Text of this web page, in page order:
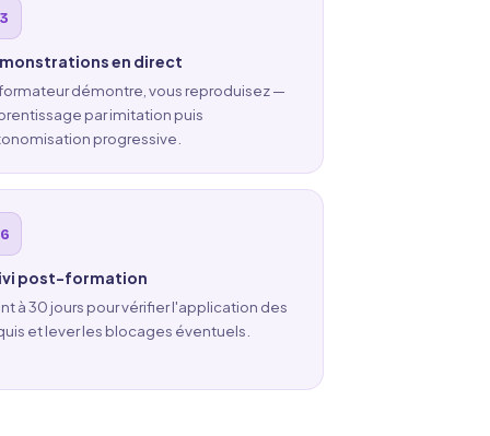
en direct
démontre, vous reproduisez —
par imitation puis
progressive.
post-formation
à 30 jours pour vérifier l'application des
et lever les blocages éventuels.